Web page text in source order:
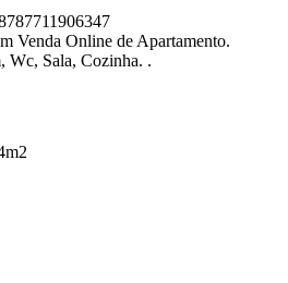
Venda Online de Apartamento.
Wc, Sala, Cozinha. .